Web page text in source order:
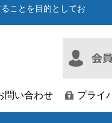
ことを目的としてお
問い合わせ プライ